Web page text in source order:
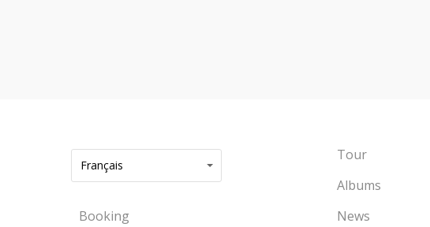
Français
Booking
Tour
Albums
News